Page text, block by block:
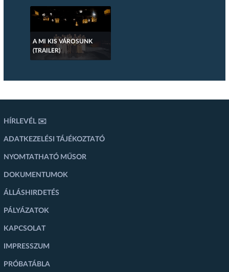
A MI KIS VÁROSUNK
(TRAILER)
HÍRLEVÉL ✉️
ADATKEZELÉSI TÁJÉKOZTATÓ
NYOMTATHATÓ MŰSOR
DOKUMENTUMOK
ÁLLÁSHIRDETÉS
PÁLYÁZATOK
KAPCSOLAT
IMPRESSZUM
PRÓBATÁBLA